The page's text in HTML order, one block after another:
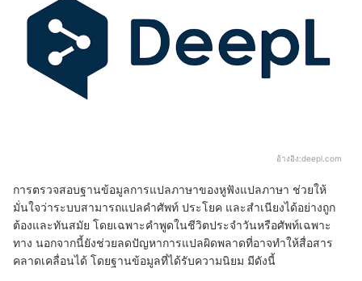
อ้างอิง:deepl.com
การตรวจสอบฐานข้อมูลการแปลภาษาของหูฟังแปลภาษา ช่วยให้
มั่นใจว่าระบบสามารถแปลคำศัพท์ ประโยค และสำเนียงได้อย่างถูก
ต้องและทันสมัย โดยเฉพาะคำพูดในชีวิตประจำวันหรือศัพท์เฉพาะ
ทาง นอกจากนี้ยังช่วยลดปัญหาการแปลผิดพลาดที่อาจทำให้สื่อสาร
คลาดเคลื่อนได้ โดยฐานข้อมูลที่ได้รับความนิยม มีดังนี้